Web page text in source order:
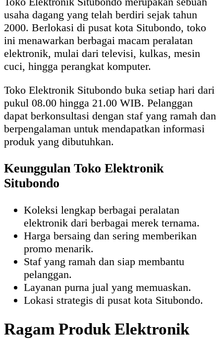
usaha dagang yang telah berdiri sejak tahun
2000. Berlokasi di pusat kota Situbondo, toko
ini menawarkan berbagai macam peralatan
elektronik, mulai dari televisi, kulkas, mesin
cuci, hingga perangkat komputer.
Toko Elektronik Situbondo buka setiap hari dari
pukul 08.00 hingga 21.00 WIB. Pelanggan
dapat berkonsultasi dengan staf yang ramah dan
berpengalaman untuk mendapatkan informasi
produk yang dibutuhkan.
Keunggulan Toko Elektronik
Situbondo
Koleksi lengkap berbagai peralatan
elektronik dari berbagai merek ternama.
Harga bersaing dan sering memberikan
promo menarik.
Staf yang ramah dan siap membantu
pelanggan.
Layanan purna jual yang memuaskan.
Lokasi strategis di pusat kota Situbondo.
Ragam Produk Elektronik